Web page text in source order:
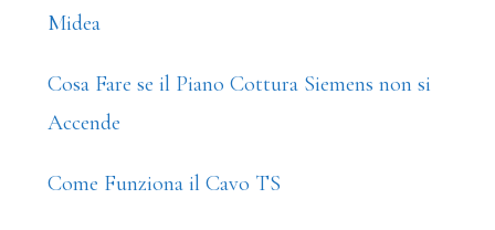
Midea
Cosa Fare se il Piano Cottura Siemens non si
Accende
Come Funziona il Cavo TS